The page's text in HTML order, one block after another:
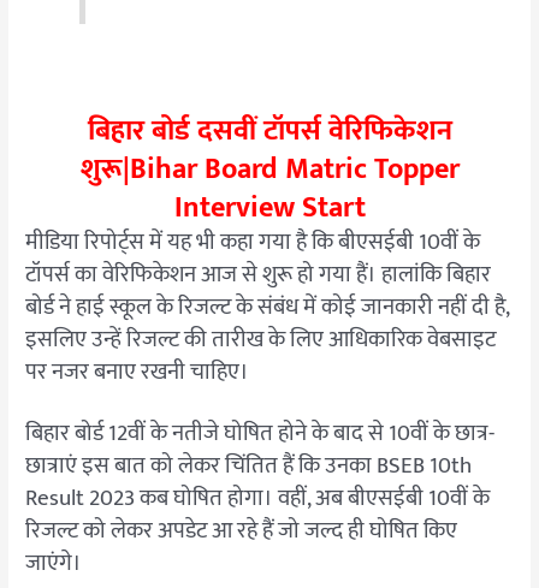
बिहार बोर्ड दसवीं टॉपर्स वेरिफिकेशन
शुरू|Bihar Board Matric Topper
Interview Start
मीडिया रिपोर्ट्स में यह भी कहा गया है कि बीएसईबी 10वीं के
टॉपर्स का वेरिफिकेशन आज से शुरू हो गया हैं। हालांकि बिहार
बोर्ड ने हाई स्कूल के रिजल्ट के संबंध में कोई जानकारी नहीं दी है,
इसलिए उन्हें रिजल्ट की तारीख के लिए आधिकारिक वेबसाइट
पर नजर बनाए रखनी चाहिए।
बिहार बोर्ड 12वीं के नतीजे घोषित होने के बाद से 10वीं के छात्र-
छात्राएं इस बात को लेकर चिंतित हैं कि उनका BSEB 10th
Result 2023 कब घोषित होगा। वहीं, अब बीएसईबी 10वीं के
रिजल्ट को लेकर अपडेट आ रहे हैं जो जल्द ही घोषित किए
जाएंगे।